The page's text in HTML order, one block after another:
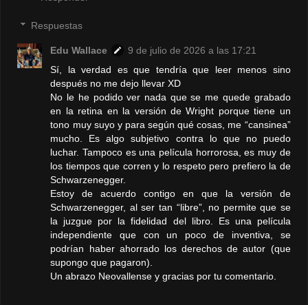
Respuestas
Edu Wallace
9 de julio de 2026 a las 17:21
Sí, la verdad es que tendría que leer menos sino
después no me dejo llevar XD
No le he podido ver nada que se me quede grabado
en la retina en la versión de Wright porque tiene un
tono muy suyo y para según qué cosas, me “cansinea”
mucho. Es algo subjetivo contra lo que no puedo
luchar. Tampoco es una película horrorosa, es muy de
los tiempos que corren y lo respeto pero prefiero la de
Schwarzenegger.
Estoy de acuerdo contigo en que la versión de
Schwarzenegger, al ser tan “libre”, no permite que se
la juzgue por la fidelidad del libro. Es una película
independiente que con un poco de inventiva, se
podrían haber ahorrado los derechos de autor (que
supongo que pagaron).
Un abrazo Neovallense y gracias por tu comentario.